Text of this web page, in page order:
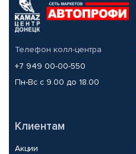
Телефон колл-центра
+7 949 00-00-550
Пн-Вс с 9.00 до 18.00
Клиентам
Акции